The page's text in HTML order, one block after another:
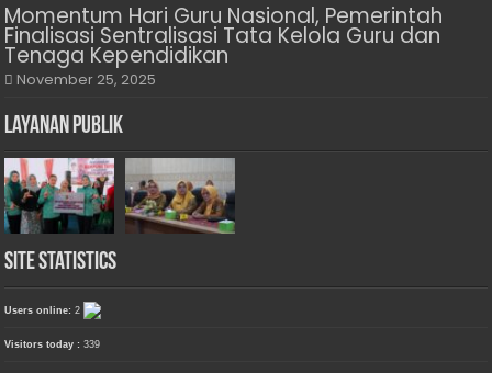
Momentum Hari Guru Nasional, Pemerintah
Finalisasi Sentralisasi Tata Kelola Guru dan
Tenaga Kependidikan
November 25, 2025
Layanan Publik
Site Statistics
Users online:2
Visitors today :339